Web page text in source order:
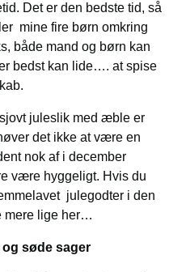
Det er den bedste tid, så
mine fire børn omkring
både mand og børn kan
bedst kan lide…. at spise
juleslik med æble er
det ikke at være en
nok af i december
være hyggeligt. Hvis du
julegodter i den
mere lige her…
søde sager